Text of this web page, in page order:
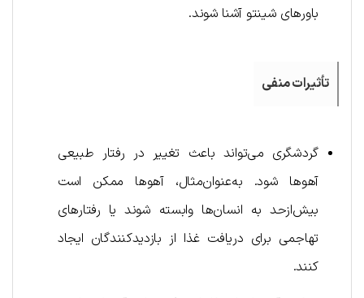
باورهای شینتو آشنا شوند.
تأثیرات منفی
گردشگری می‌تواند باعث تغییر در رفتار طبیعی
آهوها شود. به‌عنوان‌مثال، آهوها ممکن است
بیش‌ازحد به انسان‌ها وابسته شوند یا رفتارهای
تهاجمی برای دریافت غذا از بازدیدکنندگان ایجاد
کنند.